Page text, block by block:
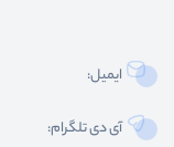
ایمیل:
آی دی تلگرام: